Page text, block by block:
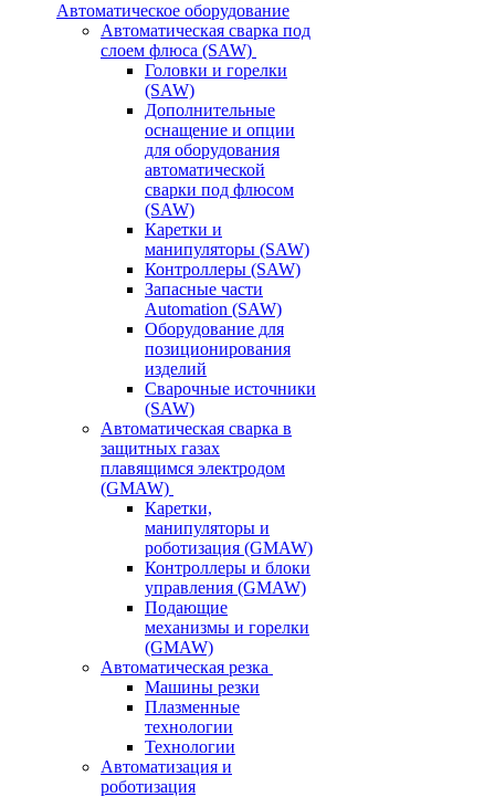
Автоматическое оборудование
Автоматическая сварка под
слоем флюса (SAW)
Головки и горелки
(SAW)
Дополнительные
оснащение и опции
для оборудования
автоматической
сварки под флюсом
(SAW)
Каретки и
манипуляторы (SAW)
Контроллеры (SAW)
Запасные части
Automation (SAW)
Оборудование для
позиционирования
изделий
Сварочные источники
(SAW)
Автоматическая сварка в
защитных газах
плавящимся электродом
(GMAW)
Каретки,
манипуляторы и
роботизация (GMAW)
Контроллеры и блоки
управления (GMAW)
Подающие
механизмы и горелки
(GMAW)
Автоматическая резка
Машины резки
Плазменные
технологии
Технологии
Автоматизация и
роботизация